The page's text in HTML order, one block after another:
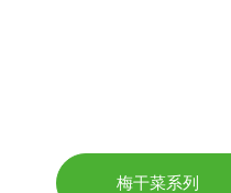
梅干菜系列